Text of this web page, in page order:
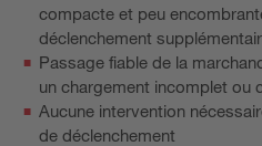
compacte et peu
déclenchement
Passage fiable de la
un chargement incomplet ou
Aucune intervention
de déclenchement